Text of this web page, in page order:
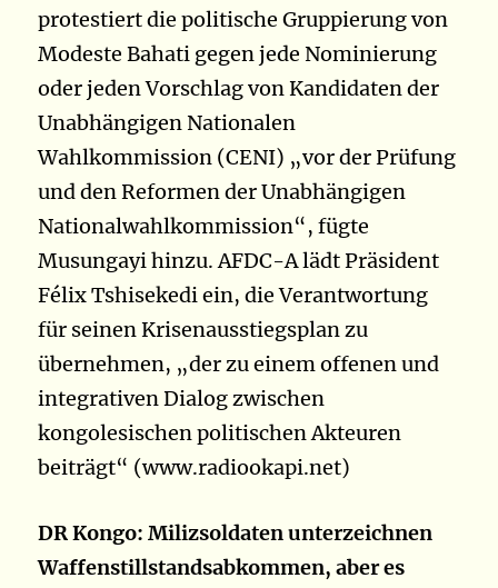
protestiert die politische Gruppierung von
Modeste Bahati gegen jede Nominierung
oder jeden Vorschlag von Kandidaten der
Unabhängigen Nationalen
Wahlkommission (CENI) „vor der Prüfung
und den Reformen der Unabhängigen
Nationalwahlkommission“, fügte
Musungayi hinzu. AFDC-A lädt Präsident
Félix Tshisekedi ein, die Verantwortung
für seinen Krisenausstiegsplan zu
übernehmen, „der zu einem offenen und
integrativen Dialog zwischen
kongolesischen politischen Akteuren
beiträgt“ (www.radiookapi.net)
DR Kongo: Milizsoldaten unterzeichnen
Waffenstillstandsabkommen, aber es